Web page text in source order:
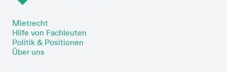
Mietrecht
Hilfe von Fachleuten
Politik & Positionen
Über uns